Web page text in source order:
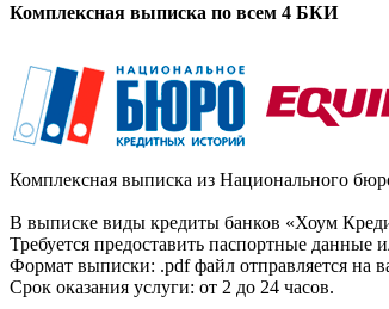
Комплексная выписка по всем 4 БКИ
Комплексная выписка из Национального
В выписке виды кредиты банков «Хоум
Требуется предоставить паспортные данные
Формат выписки: .pdf файл отправляется на
Срок оказания услуги: от 2 до 24 часов.